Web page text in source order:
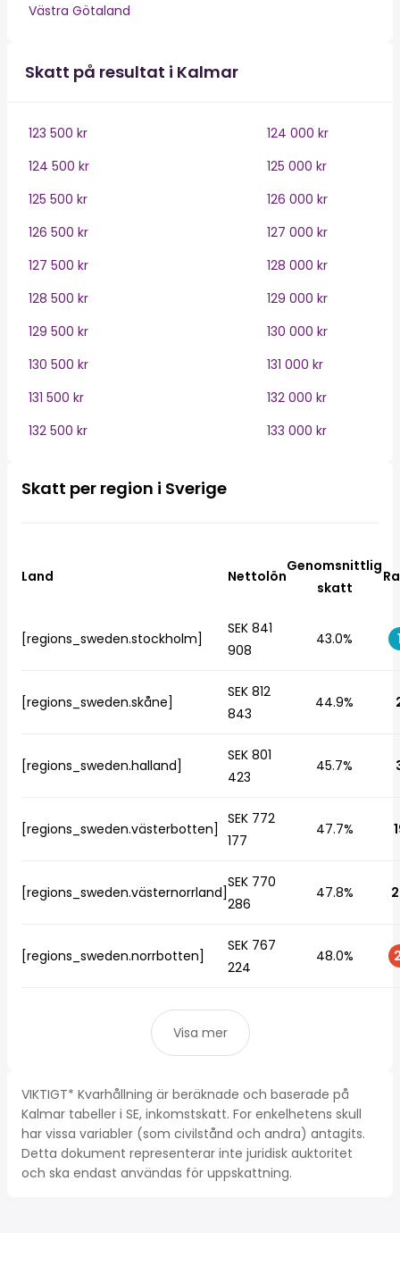
Västra Götaland
Skatt på resultat i Kalmar
123 500 kr
124 000 kr
124 500 kr
125 000 kr
125 500 kr
126 000 kr
126 500 kr
127 000 kr
127 500 kr
128 000 kr
128 500 kr
129 000 kr
129 500 kr
130 000 kr
130 500 kr
131 000 kr
131 500 kr
132 000 kr
132 500 kr
133 000 kr
Skatt per region i Sverige
Land Nettolön
Genomsnittlig
skatt
[regions_sweden.stockholm]
SEK 841
908
43.0%
[regions_sweden.skåne]
SEK 812
843
44.9%
[regions_sweden.halland]
SEK 801
423
45.7%
[regions_sweden.västerbotten]
SEK 772
177
47.7%
[regions_sweden.västernorrland]
SEK 770
286
47.8%
[regions_sweden.norrbotten]
SEK 767
224
48.0%
Visa mer
VIKTIGT* Kvarhållning är beräknade och baserade på
Kalmar tabeller i SE, inkomstskatt. For enkelhetens skull
har vissa variabler (som civilstånd och andra) antagits.
Detta dokument representerar inte juridisk auktoritet
och ska endast användas för uppskattning.